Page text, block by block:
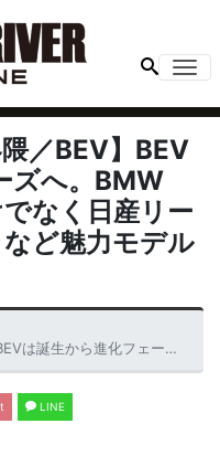
／BEV】BEV
ズへ。BMW
なく日産リー
ど魅力モデル
だけでなく日産リーフ／スズキeビターラなど魅力モデルが揃う
LINE